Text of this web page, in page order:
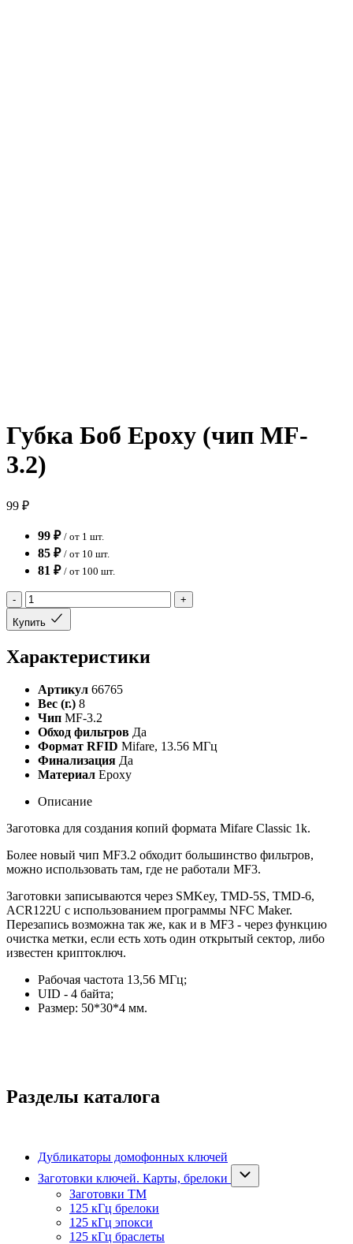
Губка Боб Epoxy (чип MF-
3.2)
99 ₽
99 ₽ / от 1 шт.
85 ₽ / от 10 шт.
81 ₽ / от 100 шт.
-
+
Купить
Характеристики
Артикул 66765
Вес (г.) 8
Чип MF-3.2
Обход фильтров Да
Формат RFID Mifare, 13.56 МГц
Финализация Да
Материал Epoxy
Описание
Заготовка для создания копий формата Mifare Classic 1k.
Более новый чип MF3.2 обходит большинство фильтров,
можно использовать там, где не работали MF3.
Заготовки записываются через SMKey, TMD-5S, TMD-6,
ACR122U с использованием программы NFC Maker.
Перезапись возможна так же, как и в MF3 - через функцию
очистка метки, если есть хоть один открытый сектор, либо
известен криптоключ.
Рабочая частота 13,56 МГц;
UID - 4 байта;
Размер: 50*30*4 мм.
Разделы каталога
Дубликаторы домофонных ключей
Заготовки ключей. Карты, брелоки
Заготовки ТМ
125 кГц брелоки
125 кГц эпокси
125 кГц браслеты